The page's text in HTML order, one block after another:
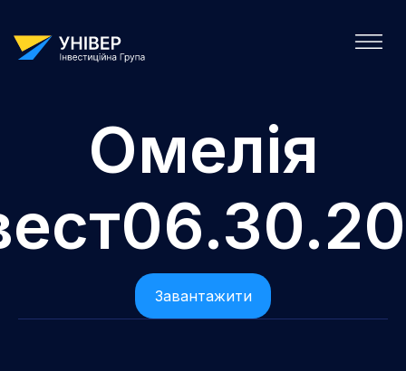
Омелія
Завантажити